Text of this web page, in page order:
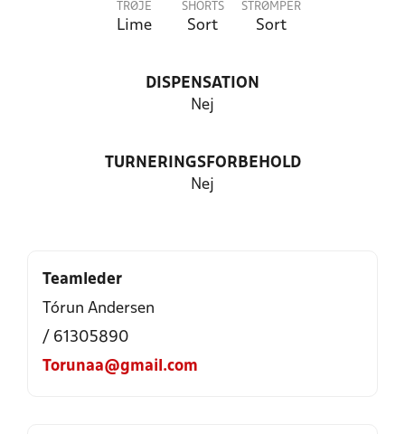
TRØJE
Lime
SHORTS
Sort
STRØMPER
Sort
DISPENSATION
Nej
TURNERINGSFORBEHOLD
Nej
Teamleder
Tórun Andersen
/ 61305890
Torunaa@gmail.com